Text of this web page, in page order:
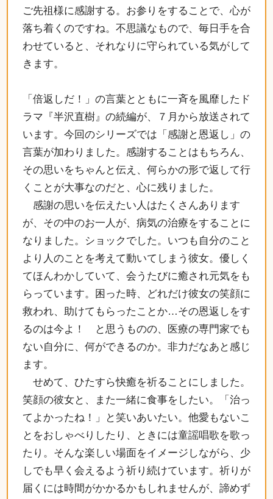
ご先祖様に感謝する。お参りをすることで、心が
落ち着くのですね。不思議なもので、毎日手を合
わせていると、それなりに守られている気がして
きます。
「倍返しだ！」の言葉とともに一斉を風靡したド
ラマ『半沢直樹』の続編が、７月から放送されて
います。今回のシリーズでは「感謝と恩返し」の
言葉が加わりました。感謝することはもちろん、
その思いをちゃんと伝え、何らかの形で返して行
くことが大事なのだと、心に残りました。
感謝の思いを伝えたい人はたくさんあります
が、その中のお一人が、病気の治療をすることに
なりました。ショックでした。いつも自分のこと
より人のことを考えて動いてしまう彼女。優しく
てほんわかしていて、会うたびに癒され元気をも
らっています。困った時、どれだけ彼女の笑顔に
救われ、助けてもらったことか…その恩返しをす
るのは今よ！ と思うものの、医療の専門家でも
ない自分に、何ができるのか。非力だなあと感じ
ます。
せめて、ひたすら快癒を祈ることにしました。
笑顔の彼女と、また一緒に食事をしたい。「治っ
てよかったね！」と笑いあいたい。他愛もないこ
とをおしゃべりしたり、ときには童謡唱歌を歌っ
たり。そんな楽しい場面をイメージしながら、少
しでも早く会えるよう祈り続けています。祈りが
届くには時間がかかるかもしれませんが、諦めず